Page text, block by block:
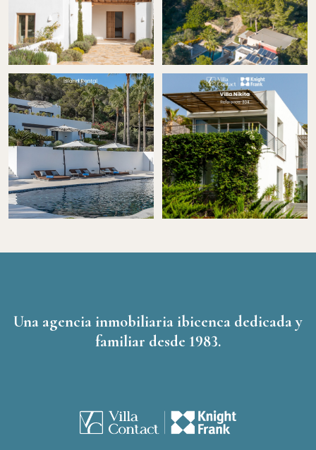
Una agencia inmobiliaria ibicenca dedicada y
familiar desde 1983.